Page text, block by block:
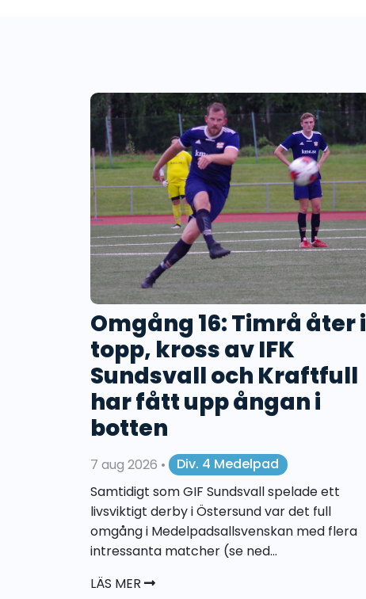
Omgång 16: Timrå åter i
topp, kross av IFK
Sundsvall och Kraftfull
har fått upp ångan i
botten
7 aug 2026 •
Div. 4 Medelpad
Samtidigt som GIF Sundsvall spelade ett
livsviktigt derby i Östersund var det full
omgång i Medelpadsallsvenskan med flera
intressanta matcher (se ned...
LÄS MER